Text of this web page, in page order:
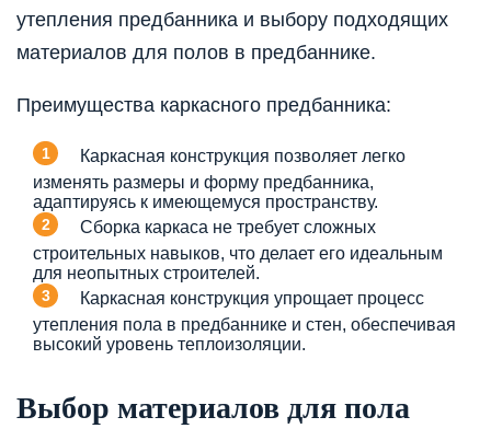
утепления предбанника и выбору подходящих
материалов для полов в предбаннике.
Преимущества каркасного предбанника:
Каркасная конструкция позволяет легко
изменять размеры и форму предбанника,
адаптируясь к имеющемуся пространству.
Сборка каркаса не требует сложных
строительных навыков, что делает его идеальным
для неопытных строителей.
Каркасная конструкция упрощает процесс
утепления пола в предбаннике и стен, обеспечивая
высокий уровень теплоизоляции.
Выбор материалов для пола